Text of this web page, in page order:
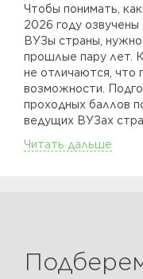
Чтобы понимать,
2026 году
ВУЗы страны, нужно
прошлые пару лет.
не отличаются, что
возможности.
проходных баллов
ведущих ВУЗах
Читать дальше